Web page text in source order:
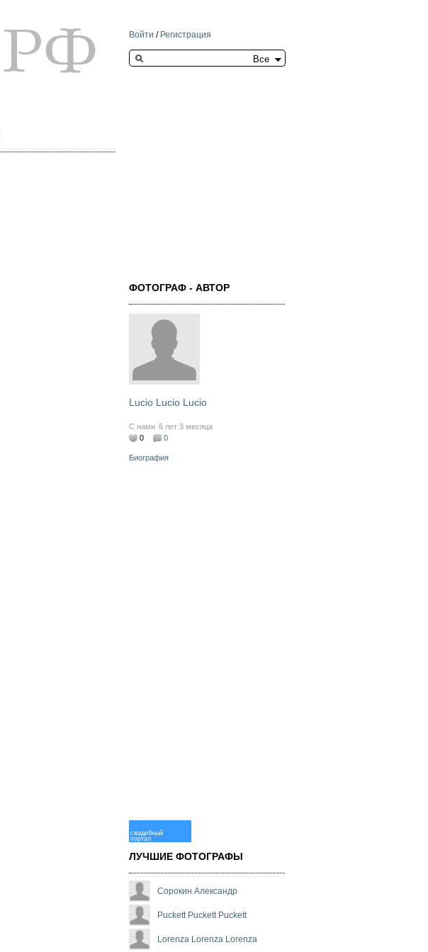
Войти / Регистрация
Search this site
ФОТОГРАФ - АВТОР
Lucio Lucio Lucio
С нами 6 лет 3 месяца
0
0
Биография
свадебный
портал
ЛУЧШИЕ ФОТОГРАФЫ
Сорокин Александр
Puckett Puckett Puckett
Lorenza Lorenza Lorenza